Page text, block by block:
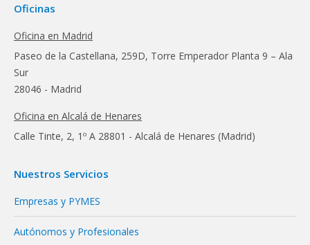
Oficinas
Oficina en Madrid
Paseo de la Castellana, 259D, Torre Emperador Planta 9 – Ala
Sur
28046 - Madrid
Oficina en Alcalá de Henares
Calle Tinte, 2, 1º A 28801 - Alcalá de Henares (Madrid)
Nuestros Servicios
Empresas y PYMES
Autónomos y Profesionales